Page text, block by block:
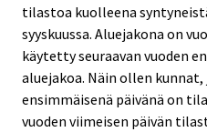
tilastoa kuolleena
syyskuussa. Aluejakona on
käytetty seuraavan vuoden
aluejakoa. Näin ollen
ensimmäisenä päivänä on
vuoden viimeisen päivän